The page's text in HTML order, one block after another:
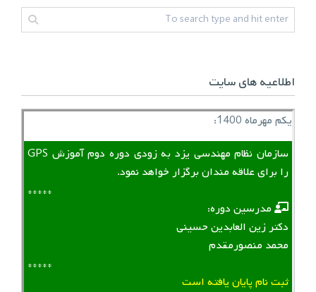
اطلاعیه های سایت
یکم مهرماه 1400:
سازمان نظام مهندسی یزد به زودی دوره دوم آموزش GPS
را برای علاقه مندان برگزار خواهد نمود.
*****
‌ ‌ مدرسین دوره:
دکتر زین العابدین حسینی
محمد منصورمقدم
*****
ثبت نام پایان یافته است